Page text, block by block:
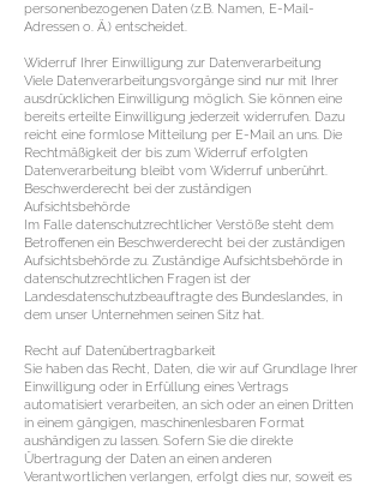
personenbezogenen Daten (z.B. Namen, E-Mail-
Adressen o. Ä.) entscheidet.
Widerruf Ihrer Einwilligung zur Datenverarbeitung
Viele Datenverarbeitungsvorgänge sind nur mit Ihrer
ausdrücklichen Einwilligung möglich. Sie können eine
bereits erteilte Einwilligung jederzeit widerrufen. Dazu
reicht eine formlose Mitteilung per E-Mail an uns. Die
Rechtmäßigkeit der bis zum Widerruf erfolgten
Datenverarbeitung bleibt vom Widerruf unberührt.
Beschwerderecht bei der zuständigen
Aufsichtsbehörde
Im Falle datenschutzrechtlicher Verstöße steht dem
Betroffenen ein Beschwerderecht bei der zuständigen
Aufsichtsbehörde zu. Zuständige Aufsichtsbehörde in
datenschutzrechtlichen Fragen ist der
Landesdatenschutzbeauftragte des Bundeslandes, in
dem unser Unternehmen seinen Sitz hat.
Recht auf Datenübertragbarkeit
Sie haben das Recht, Daten, die wir auf Grundlage Ihrer
Einwilligung oder in Erfüllung eines Vertrags
automatisiert verarbeiten, an sich oder an einen Dritten
in einem gängigen, maschinenlesbaren Format
aushändigen zu lassen. Sofern Sie die direkte
Übertragung der Daten an einen anderen
Verantwortlichen verlangen, erfolgt dies nur, soweit es